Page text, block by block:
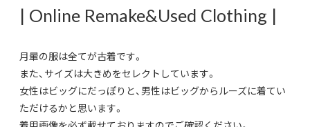
| Online Remake&Used Clothing |
月暈の服は全てが古着です。
また、サイズは大きめをセレクトしています。
女性はビッグにだっぽりと、男性はビッグからルーズに着てい
ただけるかと思います。